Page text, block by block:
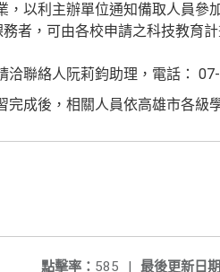
，以利主辦單位通知備取人員參
者，可由各校申請之科技教育
洽聯絡人阮莉鈞助理，電話：
完成後，相關人員依高雄市各級
最後更新日期
點擊率： 585 |